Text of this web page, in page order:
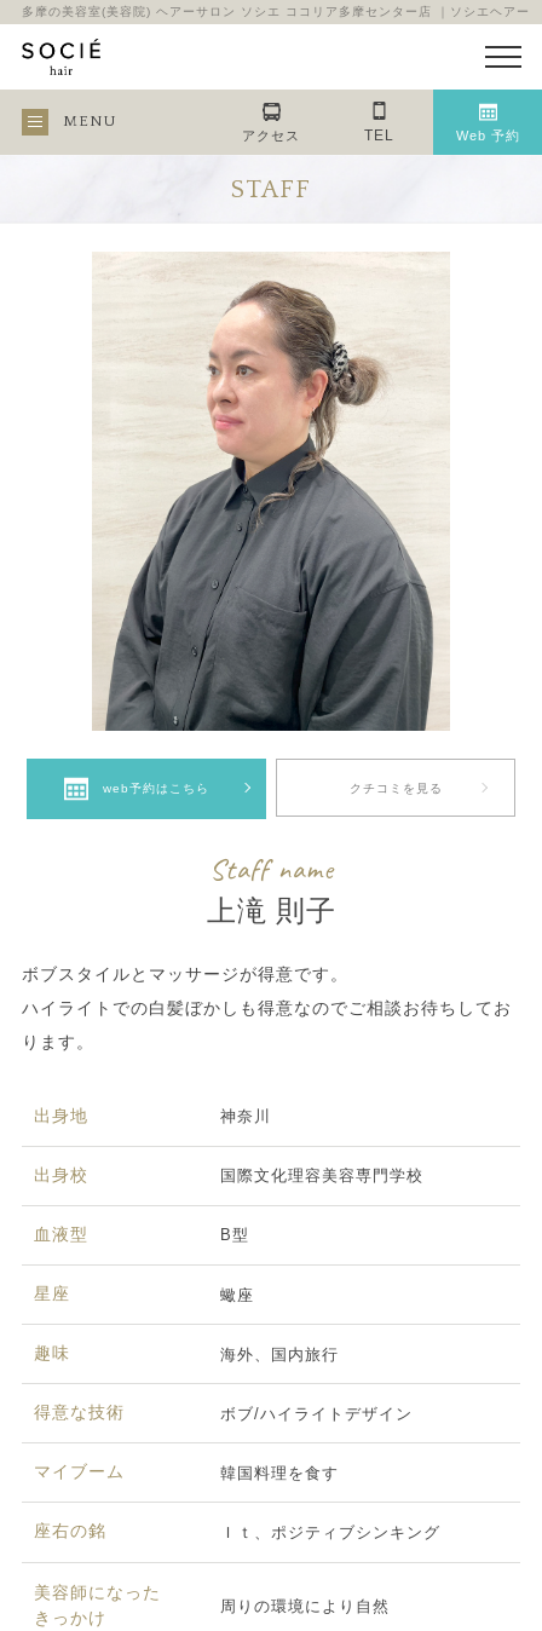
多摩の美容室(美容院) ヘアーサロン ソシエ ココリア多摩センター店 ｜ソシエヘアー
MENU
アクセス TEL Web 予約
STAFF
web予約はこちら クチコミを見る
Staff name
上滝 則子
ボブスタイルとマッサージが得意です。
ハイライトでの白髪ぼかしも得意なのでご相談お待ちしてお
ります。
出身地 神奈川
出身校 国際文化理容美容専門学校
血液型 B型
星座 蠍座
趣味 海外、国内旅行
得意な技術 ボブ/ハイライトデザイン
マイブーム 韓国料理を食す
座右の銘 Ｉｔ、ポジティブシンキング
美容師になった
きっかけ
周りの環境により自然